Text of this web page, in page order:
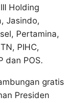
Holding
Jasindo,
Pertamina,
PIHC,
dan POS.
gratis
Presiden